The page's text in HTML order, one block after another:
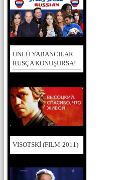
ÜNLÜ YABANCILAR
RUSÇA KONUŞURSA!
VISOTSKİ (FILM-2011)